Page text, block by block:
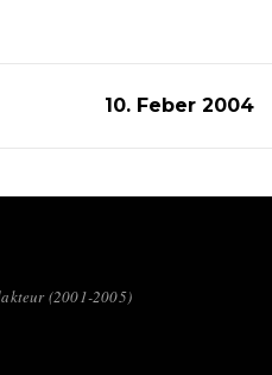
10. Feber 2004
(2001-2005)